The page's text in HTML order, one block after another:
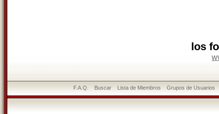
los
F.A.Q. Buscar Lista de Miembros Grupos de Usuarios